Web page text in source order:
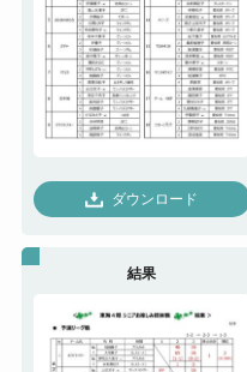
ダウンロード
結果